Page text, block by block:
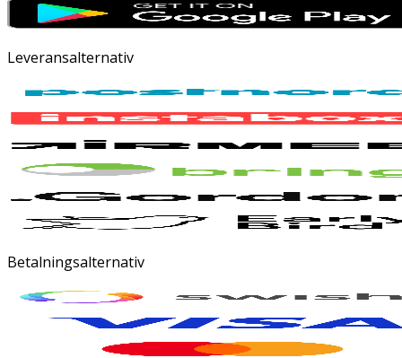
Leveransalternativ
Betalningsalternativ